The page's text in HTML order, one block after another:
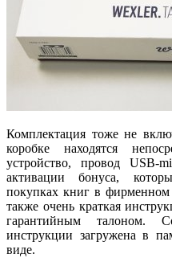
Комплектация тоже не
коробке находятся
устройство, провод USB-
активации бонуса,
покупках книг в
также очень краткая
гарантийным талоном.
инструкции загружена в
виде.